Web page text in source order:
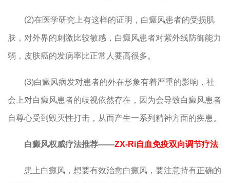
(2)在医学研究上有这样的证明，白癜风患者的受损肌
肤，对外界的刺激比较敏感，白癜风患者对紫外线防御能力
弱，皮肤癌的发病率比正常人要高很多。
(3)白癜风病发对患者的外在形象有着严重的影响，社
会上对白癜风患者的歧视依然存在，因为会导致白癜风患者
自尊心受到毁灭性打击，从而产生一系列精神方面的疾患。
白癜风权威疗法推荐——ZX-Ri自血免疫双向调节疗法
患上白癜风，想要有效治愈白癜风，要注意持有正确的